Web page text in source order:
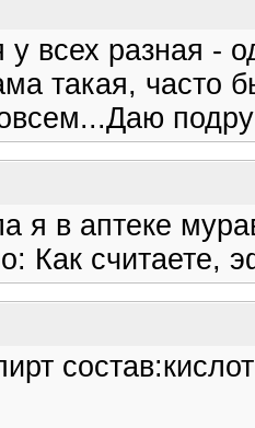
всех разная -
такая, часто
я в аптеке
Как считаете,